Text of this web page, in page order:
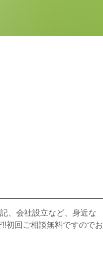
、会社設立など、身近な
初回ご相談無料ですのでお